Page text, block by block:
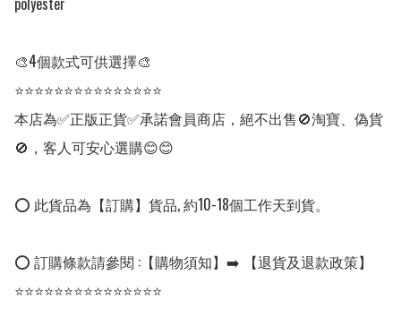
🎨4個款式可供選擇🎨
⭐⭐⭐⭐⭐⭐⭐⭐⭐⭐⭐⭐⭐⭐⭐
本店為✅正版正貨✅承諾會員商店，絕不出售🚫淘寶、偽貨
🚫，客人可安心選購😊😊
⭕ 此貨品為【訂購】貨品, 約10-18個工作天到貨。
⭕ 訂購條款請參閱 :【購物須知】➡️ 【退貨及退款政策】
⭐⭐⭐⭐⭐⭐⭐⭐⭐⭐⭐⭐⭐⭐⭐